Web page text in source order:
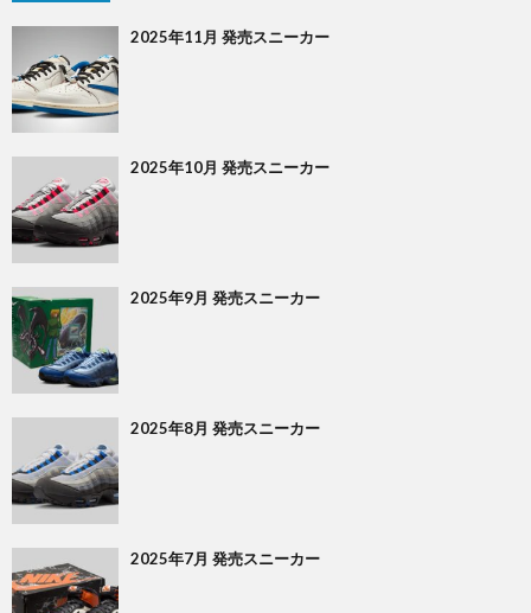
2025年11月 発売スニーカー
2025年10月 発売スニーカー
2025年9月 発売スニーカー
2025年8月 発売スニーカー
2025年7月 発売スニーカー